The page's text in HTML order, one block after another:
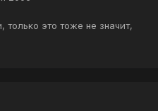
это тоже не значит,